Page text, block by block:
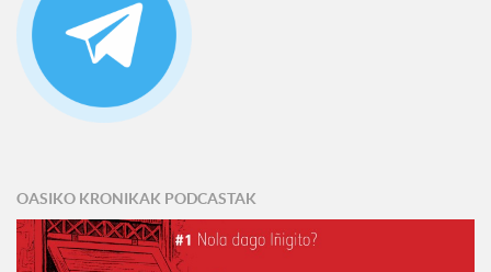
OASIKO KRONIKAK PODCASTAK